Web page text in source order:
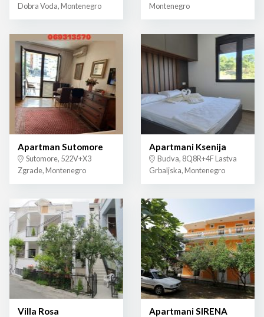
Dobra Voda, Montenegro
Montenegro
Apartman Sutomore
Sutomore, 522V+X3
Zgrade, Montenegro
Apartmani Ksenija
Budva, 8Q8R+4F Lastva
Grbaljska, Montenegro
Villa Rosa Apartmani SIRENA